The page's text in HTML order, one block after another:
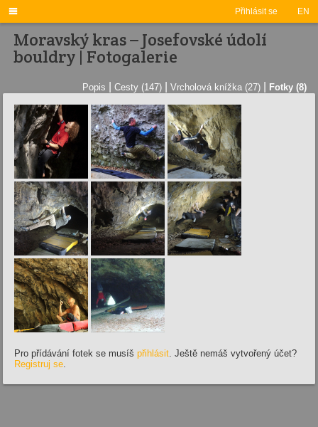
Přihlásit se EN

Moravský kras – Josefovské údolí
bouldry | Fotogalerie
Popis Cesty (147) Vrcholová knížka (27) Fotky (8)
Pro přídávání fotek se musíš přihlásit . Ještě nemáš vytvořený účet?
Registruj se